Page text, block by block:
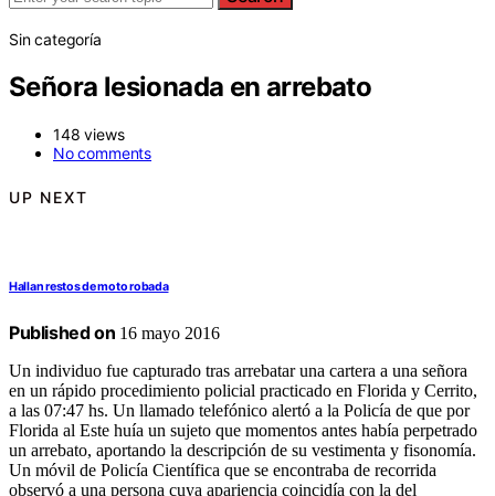
Sin categoría
Señora lesionada en arrebato
148 views
No comments
UP NEXT
Hallan restos de moto robada
Published on 16 mayo 2016
Un individuo fue capturado tras arrebatar una cartera a una señora
en un rápido procedimiento policial practicado en Florida y Cerrito,
a las 07:47 hs. Un llamado telefónico alertó a la Policía de que por
Florida al Este huía un sujeto que momentos antes había perpetrado
un arrebato, aportando la descripción de su vestimenta y fisonomía.
Un móvil de Policía Científica que se encontraba de recorrida
observó a una persona cuya apariencia coincidía con la del